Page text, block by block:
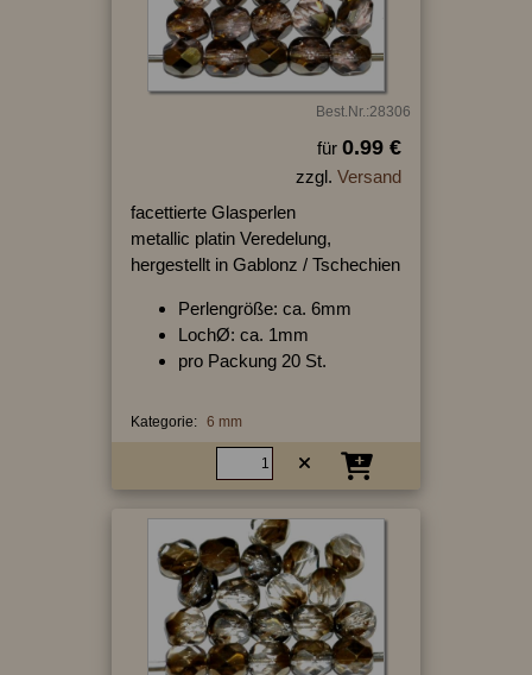
Best.Nr.:28306
für 0.99 €
zzgl. Versand
facettierte Glasperlen
metallic platin Veredelung,
hergestellt in Gablonz / Tschechien
Perlengröße: ca. 6mm
LochØ: ca. 1mm
pro Packung 20 St.
Kategorie: 6 mm